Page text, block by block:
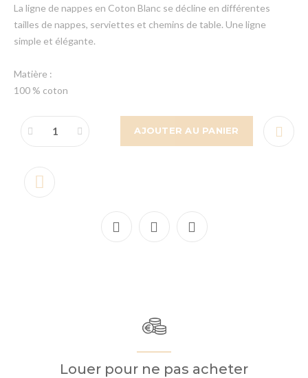
La ligne de nappes en Coton Blanc se décline en différentes
tailles de nappes, serviettes et chemins de table. Une ligne
simple et élégante.
Matière :
100 % coton
AJOUTER AU PANIER
Louer pour ne pas acheter